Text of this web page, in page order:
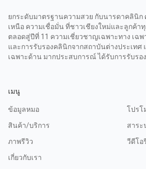
ยกระดับมาตรฐานความสวย กับนารดาคลินิก
เหนือ ความเชื่อมั่น ที่ชาวเชียงใหม่และลูกค้า
ตลอดสู่ปีที่ 11 ความเชี่ยวชาญเฉพาะทาง เฉ
และการรับรองคลินิกจากสถาบันต่างประเท
เฉพาะด้าน มากประสบการณ์ ได้รับการรับร
เมนู
ข้อมูลหมอ
โปรโ
สินค้า/บริการ
สาระ
ภาพรีวิว
วีดีโอ
เกี่ยวกับเรา